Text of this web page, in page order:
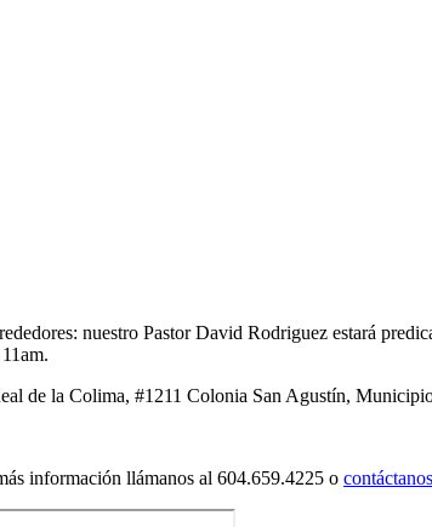
nuestro Pastor David Rodriguez estará
de la Colima, #1211 Colonia San Agustín,
información llámanos al 604.659.4225 o